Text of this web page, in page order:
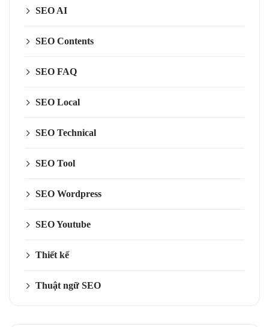
SEO AI
SEO Contents
SEO FAQ
SEO Local
SEO Technical
SEO Tool
SEO Wordpress
SEO Youtube
Thiết kế
Thuật ngữ SEO